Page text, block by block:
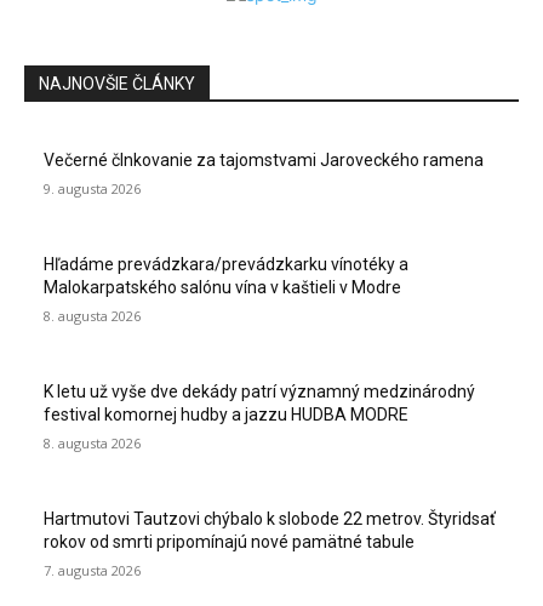
NAJNOVŠIE ČLÁNKY
Večerné člnkovanie za tajomstvami Jaroveckého ramena
9. augusta 2026
Hľadáme prevádzkara/prevádzkarku vínotéky a
Malokarpatského salónu vína v kaštieli v Modre
8. augusta 2026
K letu už vyše dve dekády patrí významný medzinárodný
festival komornej hudby a jazzu HUDBA MODRE
8. augusta 2026
Hartmutovi Tautzovi chýbalo k slobode 22 metrov. Štyridsať
rokov od smrti pripomínajú nové pamätné tabule
7. augusta 2026